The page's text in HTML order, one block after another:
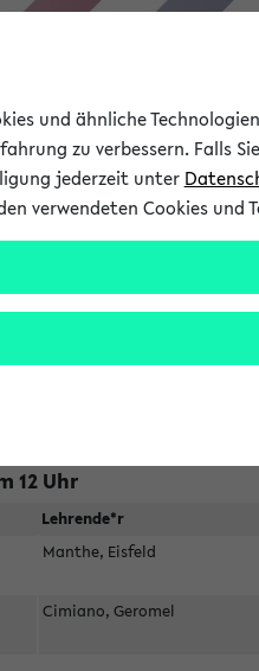
Studium
und in
12 Uhr
Lehrende*r
Manthe, Eisfeld
Cimiano, Geromel
und ähnliche
zu verbessern. Falls
jederzeit unter
verwendeten Cookies und